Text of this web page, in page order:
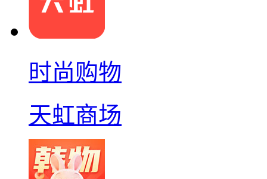
时尚购物
天虹商场